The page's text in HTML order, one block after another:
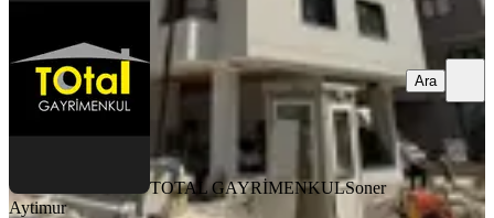
TOTAL GAYRİMENKULSoner
Aytimur
Ara